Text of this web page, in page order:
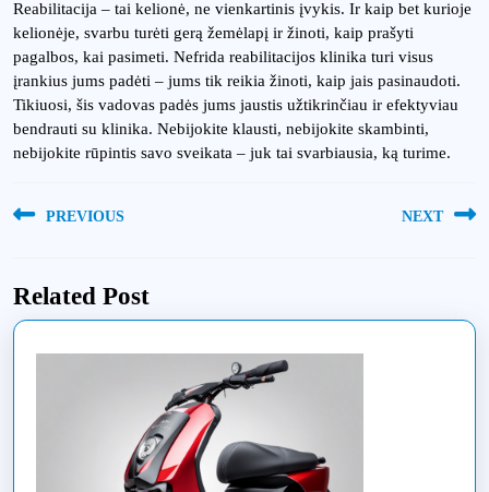
Reabilitacija – tai kelionė, ne vienkartinis įvykis. Ir kaip bet kurioje
kelionėje, svarbu turėti gerą žemėlapį ir žinoti, kaip prašyti
pagalbos, kai pasimeti. Nefrida reabilitacijos klinika turi visus
įrankius jums padėti – jums tik reikia žinoti, kaip jais pasinaudoti.
Tikiuosi, šis vadovas padės jums jaustis užtikrinčiau ir efektyviau
bendrauti su klinika. Nebijokite klausti, nebijokite skambinti,
nebijokite rūpintis savo sveikata – juk tai svarbiausia, ką turime.
tarpPREVIOUS NEXT
Related Post